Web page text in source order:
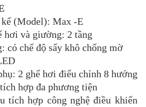
(Model): Max -E
hơi và giường: 2 tầng
có chế độ sấy khô chống mờ
2 ghế hơi điểu chỉnh 8 hướng
hợp đa phương tiện
tích hợp công nghệ điều khiển